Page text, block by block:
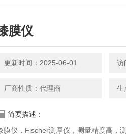
膜仪
更新时间：2025-06-01 访
厂商性质：代理商 生
简要描述：
膜仪，Fischer测厚仪，测量精度高，